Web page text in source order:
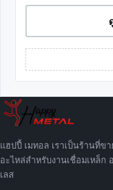
แฮปปี้ เมทอล เราเป็นร้านที่ข
อะไหล่สำหรับงานเชื่อมเหล็ก
เลส